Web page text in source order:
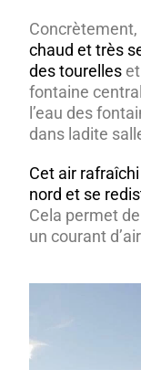
Concrètement,
chaud et très
des tourelles
fontaine
l’eau des
dans ladite
Cet air
nord et se
Cela permet
un courant